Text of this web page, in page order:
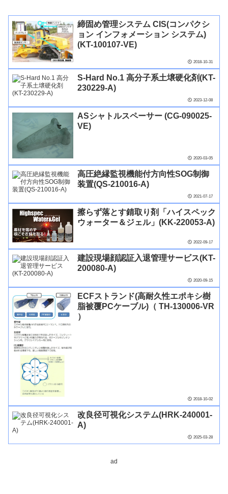
締固め管理システム CIS(コンパクシ
ョン インフォメーション システム)
(KT-100107-VE)
2018-10-31
S-Hard No.1 高分子系土壌硬化剤(KT-
230229-A)
2023-12-08
ASシャトルスペーサー (CG-090025-
VE)
2020-03-05
高圧絶縁監視機能付方向性SOG制御
装置(QS-210016-A)
2021-07-17
擦らず落とす錆取り剤「ハイスペック
ウォーター＆ジェル」(KK-220053-A)
2022-09-17
建設現場顔認証入退管理サービス(KT-
200080-A)
2020-09-15
ECFストランド(高耐久性エポキシ樹
脂被覆PCケーブル)（ TH-130006-VR
）
2018-10-02
改良径可視化システム(HRK-240001-
A)
2025-03-28
ad